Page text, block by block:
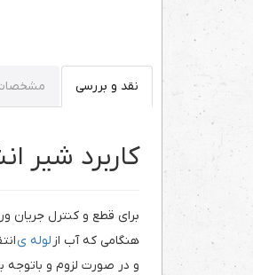
نقد و بررسی
کاربرد شیر
برای قطع و کنترل جریان
هنگامی که آب از لوله ی
و در صورت لزوم و باتوجه